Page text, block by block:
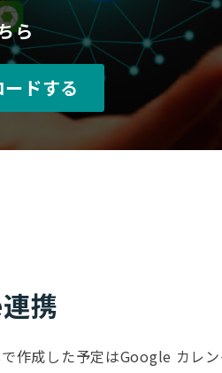
ら
ドする
携
作成した予定はGoogle カレン